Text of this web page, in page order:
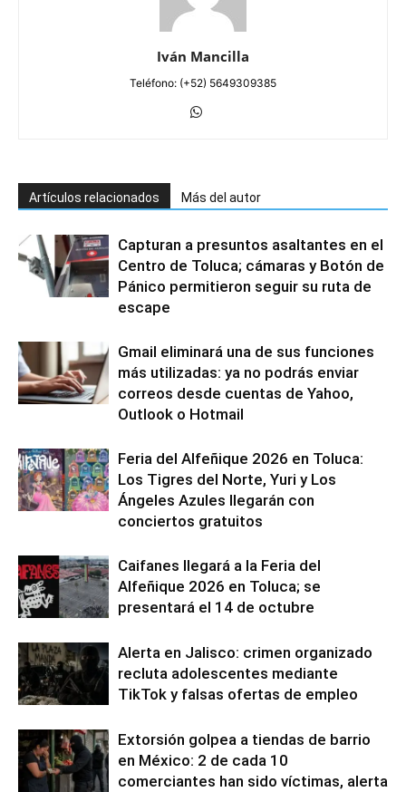
Iván Mancilla
Teléfono: (+52) 5649309385
Artículos relacionados Más del autor
Capturan a presuntos asaltantes en el
Centro de Toluca; cámaras y Botón de
Pánico permitieron seguir su ruta de
escape
Gmail eliminará una de sus funciones
más utilizadas: ya no podrás enviar
correos desde cuentas de Yahoo,
Outlook o Hotmail
Feria del Alfeñique 2026 en Toluca:
Los Tigres del Norte, Yuri y Los
Ángeles Azules llegarán con
conciertos gratuitos
Caifanes llegará a la Feria del
Alfeñique 2026 en Toluca; se
presentará el 14 de octubre
Alerta en Jalisco: crimen organizado
recluta adolescentes mediante
TikTok y falsas ofertas de empleo
Extorsión golpea a tiendas de barrio
en México: 2 de cada 10
comerciantes han sido víctimas, alerta